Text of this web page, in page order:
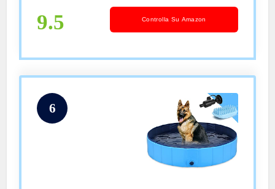
Sicuro
9.5 Controlla Su Amazon
6